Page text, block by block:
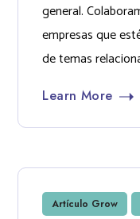
general.
empresas que
de temas
Learn More
Artículo Grow